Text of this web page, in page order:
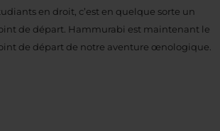
en droit, c’est en quelque sorte un
de départ. Hammurabi est maintenant le
de départ de notre aventure œnologique.